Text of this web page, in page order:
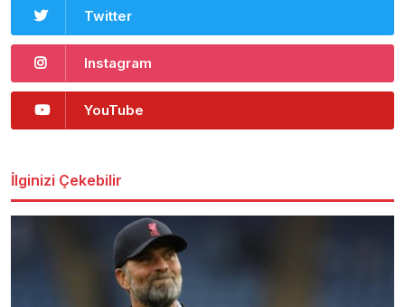
Twitter
Instagram
YouTube
İlginizi Çekebilir